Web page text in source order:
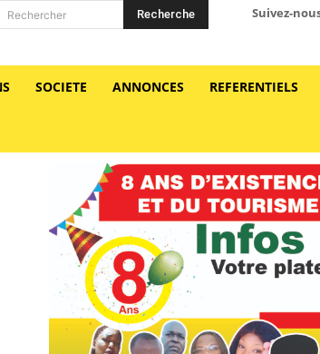
Rechercher Recherche Suivez-
SOCIETE ANNONCES REFERENTIELS